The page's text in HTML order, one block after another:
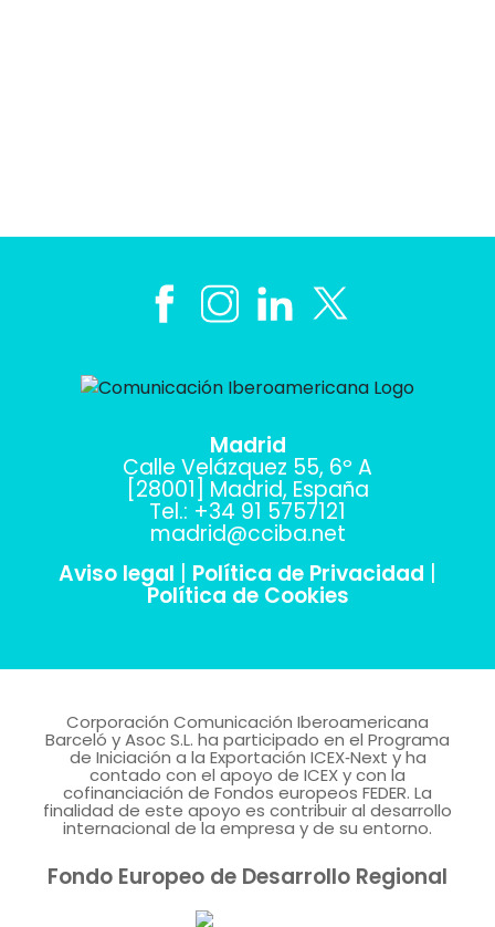
Madrid
Calle Velázquez 55, 6º A
[28001] Madrid, España
Tel.: +34 91 5757121
madrid@cciba.net
Aviso legal
Política de Privacidad
Política de Cookies
Corporación Comunicación Iberoamericana
Barceló y Asoc S.L. ha participado en el Programa
de Iniciación a la Exportación ICEX‐Next y ha
contado con el apoyo de ICEX y con la
cofinanciación de Fondos europeos FEDER. La
finalidad de este apoyo es contribuir al desarrollo
internacional de la empresa y de su entorno.
Fondo Europeo de Desarrollo Regional